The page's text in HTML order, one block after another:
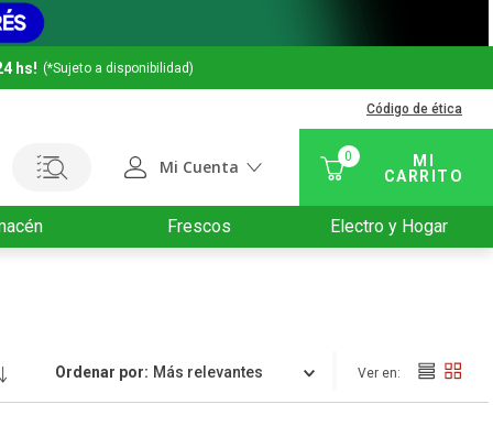
hs! (*Sujeto a disponibilidad)
Código de ética
Mi Cuenta 0
Frescos Electro y Hogar
Ordenar por Relevancia